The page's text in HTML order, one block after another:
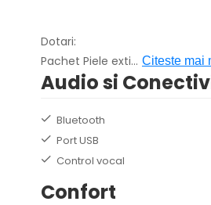
Dotari:
Pachet Piele exti... Citeste mai
Audio si
Bluetooth
Port USB
Control vocal
Confort